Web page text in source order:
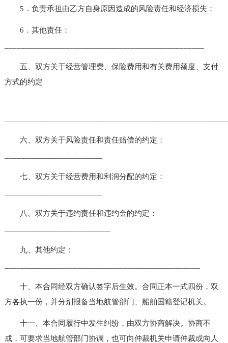
5．负责承担由乙方自身原因造成的风险责任和经济损失；
6．其他责任：
五、双方关于经营管理费、保险费用和有关费用额度、支付
方式的约定
六、双方关于风险责任和责任赔偿的约定：
七、双方关于经营费用和利润分配的约定：
八、双方关于违约责任和违约金的约定：
九、其他约定：
十、本合同经双方确认签字后生效。合同正本一式四份，双
方各执一份，并分别报备当地航管部门、船舶国籍登记机关。
十一、本合同履行中发生纠纷，由双方协商解决。协商不
成，可要求当地航管部门协调，也可向仲裁机关申请仲裁或向人